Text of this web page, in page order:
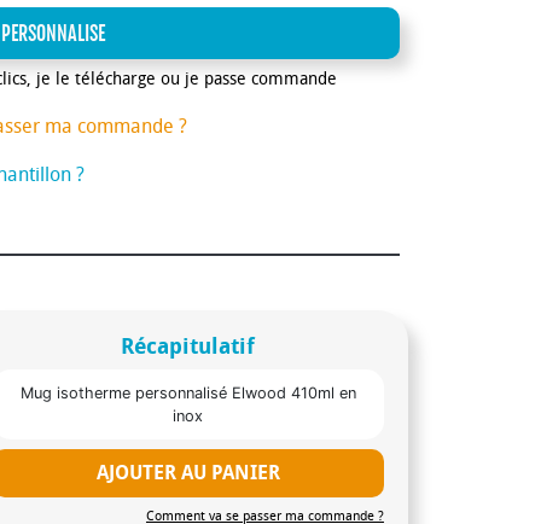
je le télécharge ou je passe commande
ma commande ?
?
Récapitulatif
Mug isotherme personnalisé Elwood 410ml en
inox
AJOUTER AU PANIER
Comment va se passer ma commande ?